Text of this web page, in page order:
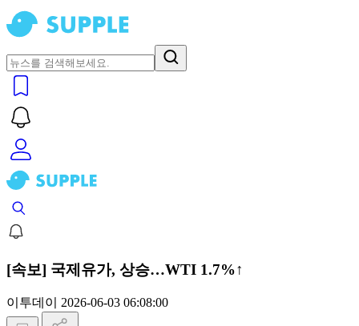
[속보] 국제유가, 상승…WTI 1.7%↑
이투데이 2026-06-03 06:08:00